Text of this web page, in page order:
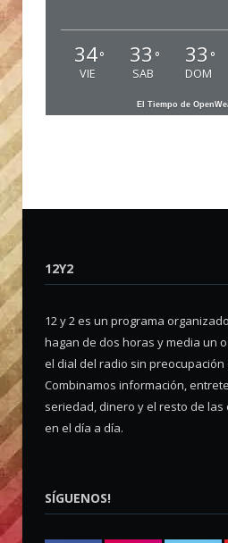
34°
VIE
33 °
SAB
33 °
DOM
El Tiempo de
12Y2
12 y 2 es un programa
hagan de dos horas y media un
el dial del radio sin preocupación
Combinamos información,
seriedad, dinero y el resto de
en el día a día.
SÍGUENOS!